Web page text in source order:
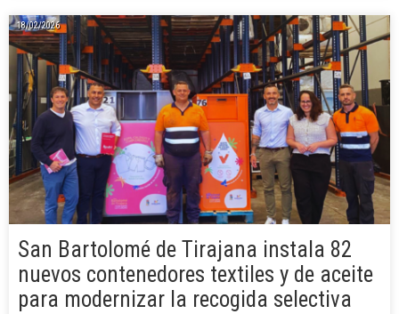
18/02/2026
San Bartolomé de Tirajana instala 82
nuevos contenedores textiles y de aceite
para modernizar la recogida selectiva